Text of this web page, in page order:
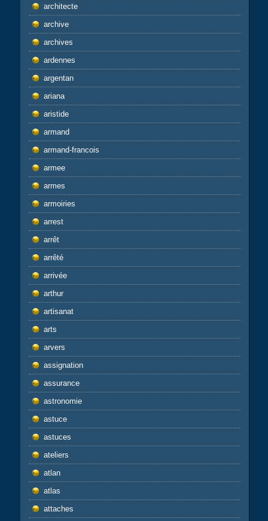
architecte
archive
archives
ardennes
argentan
ariana
aristide
armand
armand-francois
armee
armes
armoiries
arrest
arrêt
arrêté
arrivée
arthur
artisanat
arts
arvers
assignation
assurance
astronomie
astuce
astuces
ateliers
atlan
atlas
attaches